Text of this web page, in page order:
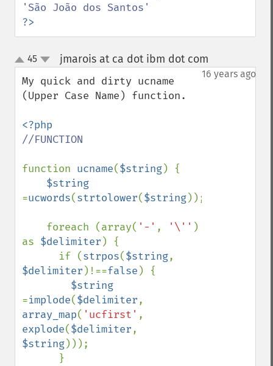
?>
up
down
45 jmarois at ca dot ibm dot com
16 years ago
My quick and dirty ucname
(Upper Case Name) function.
//FUNCTION
function ucname($string) {
=ucwords(strtolower($string));
    foreach (array(
'-' , '\'' )
as $delimiter ) {
      if (
strpos($string
$delimiter )!==false ) {
=implode($delimiter
array_map( 'ucfirst'
explode($delimiter
$string)));